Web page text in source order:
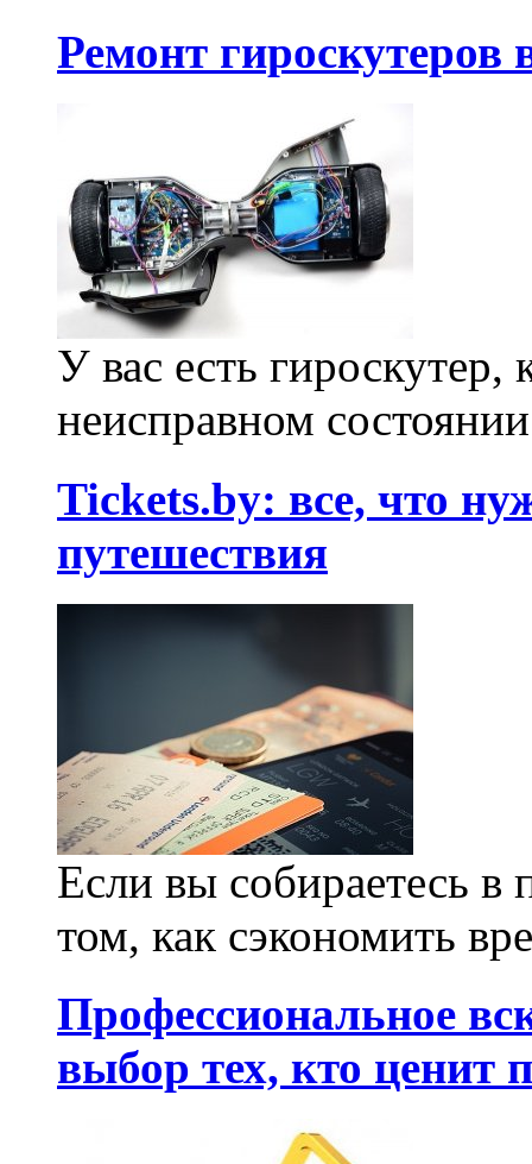
Ремонт
У вас есть гироскутер,
неисправном
Tickets.by: все, что
путешествия
Если вы собираетесь в
том, как сэкономить
Профессиональное
выбор тех, кто ценит